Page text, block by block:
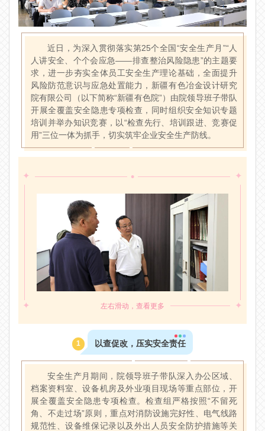
近日，为深入贯彻落实第25个全国“安全生产月”“人
人讲安全、个个会应急——排查整治风险隐患”的主题要
求，进一步夯实全体员工安全生产理论基础，全面提升
风险防范意识与应急处置能力，新疆有色冶金设计研究
院有限公司（以下简称“新疆有色院”）由院领导班子带队
开展全覆盖安全隐患专项检查，同时组织安全知识专题
培训并举办知识竞赛，以“检查先行、培训跟进、竞赛促
用”三位一体为抓手，切实筑牢企业安全生产防线。
✦ • ✦
✦ 左右滑动，查看更多 ✦
1 以查促改，压实安全责任
安全生产月期间，院领导班子带队深入办公区域、
档案资料室、设备机房及外业项目现场等重点部位，开
展全覆盖安全隐患专项检查。检查组严格按照“不留死
角、不走过场”原则，重点对消防设施完好性、电气线路
规范性、设备维保记录以及外出人员安全防护措施等关